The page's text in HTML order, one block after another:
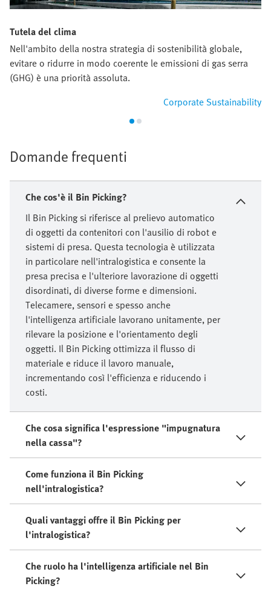
Tutela del clima
Nell'ambito della nostra strategia di sostenibilità globale,
evitare o ridurre in modo coerente le emissioni di gas serra
(GHG) è una priorità assoluta.
Corporate Sustainability
Domande frequenti
Che cos'è il Bin Picking?
Il Bin Picking si riferisce al prelievo automatico
di oggetti da contenitori con l'ausilio di robot e
sistemi di presa. Questa tecnologia è utilizzata
in particolare nell'intralogistica e consente la
presa precisa e l'ulteriore lavorazione di oggetti
disordinati, di diverse forme e dimensioni.
Telecamere, sensori e spesso anche
l'intelligenza artificiale lavorano unitamente, per
rilevare la posizione e l'orientamento degli
oggetti. Il Bin Picking ottimizza il flusso di
materiale e riduce il lavoro manuale,
incrementando così l'efficienza e riducendo i
costi.
Che cosa significa l'espressione "impugnatura
nella cassa"?
Come funziona il Bin Picking
nell'intralogistica?
Quali vantaggi offre il Bin Picking per
l'intralogistica?
Che ruolo ha l'intelligenza artificiale nel Bin
Picking?